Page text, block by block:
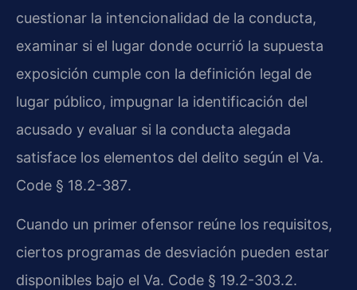
cuestionar la intencionalidad de la conducta,
examinar si el lugar donde ocurrió la supuesta
exposición cumple con la definición legal de
lugar público, impugnar la identificación del
acusado y evaluar si la conducta alegada
satisface los elementos del delito según el Va.
Code § 18.2-387.
Cuando un primer ofensor reúne los requisitos,
ciertos programas de desviación pueden estar
disponibles bajo el Va. Code § 19.2-303.2.